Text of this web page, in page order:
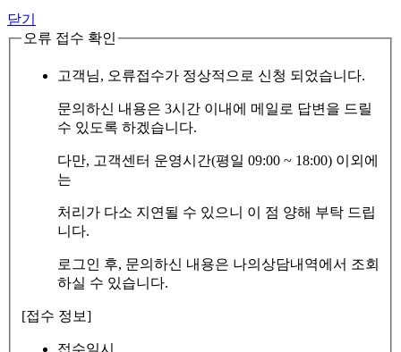
닫기
오류 접수 확인
고객님, 오류접수가 정상적으로 신청 되었습니다.
문의하신 내용은 3시간 이내에 메일로 답변을 드릴
수 있도록 하겠습니다.
다만, 고객센터 운영시간(평일 09:00 ~ 18:00) 이외에
는
처리가 다소 지연될 수 있으니 이 점 양해 부탁 드립
니다.
로그인 후, 문의하신 내용은 나의상담내역에서 조회
하실 수 있습니다.
[접수 정보]